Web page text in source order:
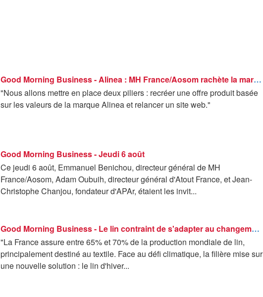
Good Morning Business - Alinea : MH France/Aosom rachète la marque
"Nous allons mettre en place deux piliers : recréer une offre produit basée
sur les valeurs de la marque Alinea et relancer un site web."
Good Morning Business - Jeudi 6 août
Ce jeudi 6 août, Emmanuel Benichou, directeur général de MH
France/Aosom, Adam Oubuih, directeur général d'Atout France, et Jean-
Christophe Chanjou, fondateur d'APAr, étaient les invit...
Good Morning Business - Le lin contraint de s'adapter au changement climatique
"La France assure entre 65% et 70% de la production mondiale de lin,
principalement destiné au textile. Face au défi climatique, la filière mise sur
une nouvelle solution : le lin d'hiver...